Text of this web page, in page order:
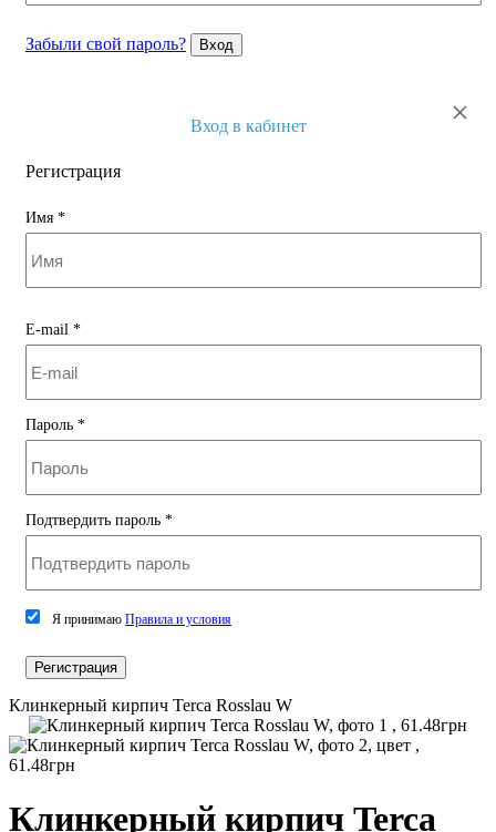
Забыли свой пароль? Вход
×
Вход в кабинет
Регистрация
Имя *
E-mail *
Пароль *
Подтвердить пароль *
Я принимаю Правила и условия
Регистрация
Клинкерный кирпич Terca Rosslau W
Клинкерный кирпич Terca